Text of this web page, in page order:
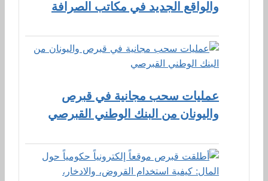
والواقع الجديد في مكاتب الصرافة
عمليات سحب مجانية في قبرص
واليونان من البنك الوطني القبرصي